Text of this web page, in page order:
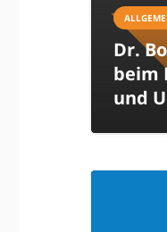
Dr.
beim
und